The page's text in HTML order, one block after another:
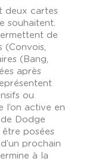
deux cartes
souhaitent.
de
(Convois,
(Bang,
après
ou
l’on active en
Dodge
posées
prochain
à la